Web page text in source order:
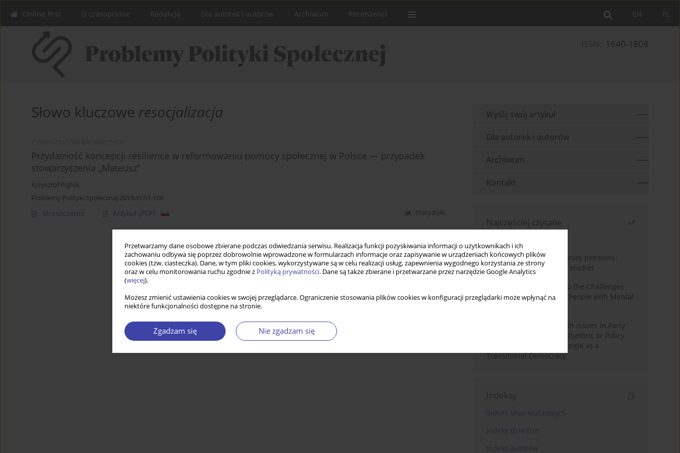
Przetwarzamy dane osobowe zbierane podczas odwiedzania serwisu. Realizacja funkcji pozyskiwania informacji o użytkownikach i ich
zachowaniu odbywa się poprzez dobrowolnie wprowadzone w formularzach informacje oraz zapisywanie w urządzeniach końcowych plików
cookies (tzw. ciasteczka). Dane, w tym pliki cookies, wykorzystywane są w celu realizacji usług, zapewnienia wygodnego korzystania ze strony
oraz w celu monitorowania ruchu zgodnie z Polityką prywatności. Dane są także zbierane i przetwarzane przez narzędzie Google Analytics
(więcej).
Możesz zmienić ustawienia cookies w swojej przeglądarce. Ograniczenie stosowania plików cookies w konfiguracji przeglądarki może wpłynąć na
niektóre funkcjonalności dostępne na stronie.
Zgadzam się Nie zgadzam się
PL
EN
Online first O czasopiśmie Redakcja Dla autorek i autorów Archiwum Recenzenci
1640-1808
Słowo kluczowe resocjalizacja
Przydatność koncepcji resilience w reformowaniu pomocy społecznej w Polsce — przypadek
stowarzyszenia „Mateusz”
Krzysztof Piątek
Problemy Polityki Społecznej 2018;41:91-106
Streszczenie Artykuł (PDF) Statystyki
Wyślij swój artykuł
Dla autorek i autorów
Archiwum
Kontakt
Najczęściej czytane
Auto-enrolment in voluntary pensions:
Comparative OECD case studies
Bibliometric Insights into the Challenges
and Needs of Homeless People with Mental
The Politicisation of Youth Issues in Party
Programmes: Symbolic Rhetoric or Policy
Priority? The Case of Georgia as a
Transitional Democracy
Indeksy
Indeks słów kluczowych
Indeks dziedzin
Indeks autorów